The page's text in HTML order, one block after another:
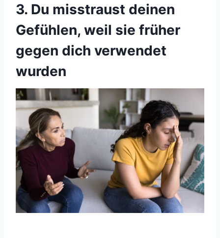
3. Du misstraust deinen
Gefühlen, weil sie früher
gegen dich verwendet
wurden